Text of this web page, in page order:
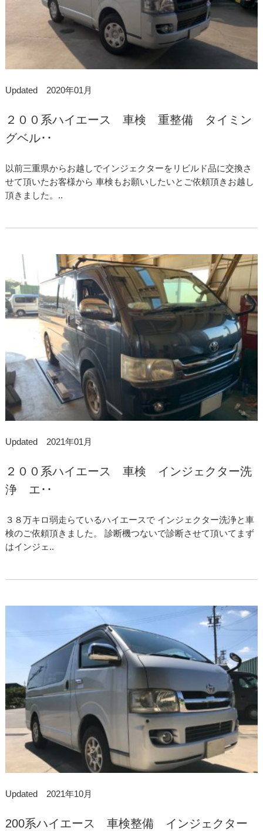
Updated 2020年01月
２００系ハイエース 車検 重整備 タイミン
グベル･･
以前三重県からお越しでインジェクターをリビルド品に交換さ
せて頂いたお客様から 車検もお願いしたいとご依頼頂きお越し
頂きました。..
Updated 2021年01月
２００系ハイエース 車検 インジェクター洗
浄 エ･･
３８万キロ弱走らているハイエースで インジェクター洗浄と車
検のご依頼頂きました。 診断機つないで診断させて頂いてまず
はインジェ..
Updated 2021年10月
200系ハイエース 車検整備 インジェクター